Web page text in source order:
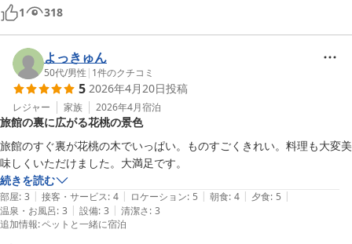
温泉の湯はぬるめですが　長湯ができてとても温まりますよ
とても楽しい旅になりました
ったですよ
1 318
よっきゅん
50代/男性 | 1件のクチコミ
5 2026年4月20日投稿
レジャー 家族 2026年4月宿泊
旅館の裏に広がる花桃の景色
旅館のすぐ裏が花桃の木でいっぱい。ものすごくきれい。料理も大変美
味しくいただけました。大満足です。
続きを読む
部屋: 3 | 接客・サービス: 4 | ロケーション: 5 | 朝食: 4 | 夕食: 5 |
温泉・お風呂: 3 | 設備: 3 | 清潔さ: 3
追加情報:ペットと一緒に宿泊